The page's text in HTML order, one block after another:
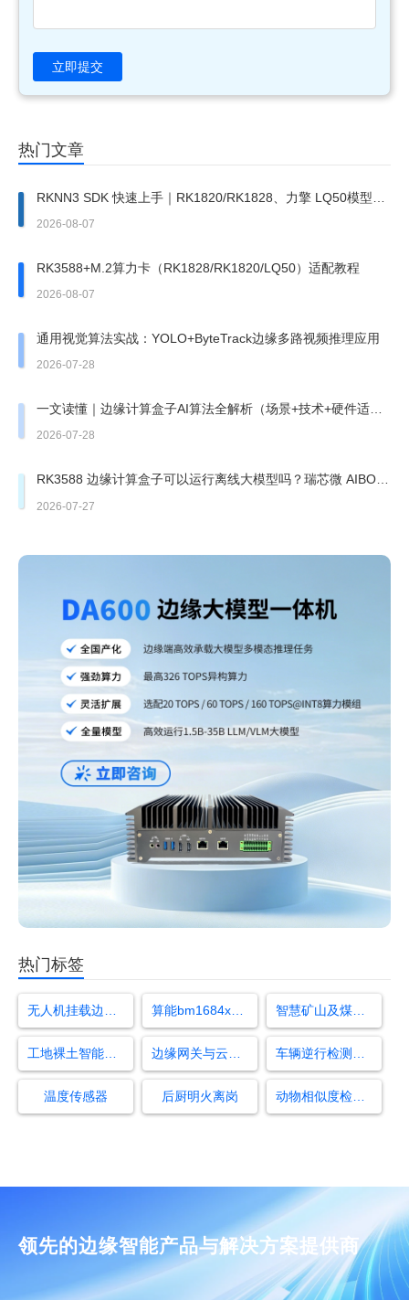
立即提交
热门文章
RKNN3 SDK 快速上手｜RK1820/RK1828、力擎 LQ50模型部
署完整步骤
2026-08-07
RK3588+M.2算力卡（RK1828/RK1820/LQ50）适配教程
2026-08-07
通用视觉算法实战：YOLO+ByteTrack边缘多路视频推理应用
2026-07-28
一文读懂｜边缘计算盒子AI算法全解析（场景+技术+硬件适
配）
2026-07-28
RK3588 边缘计算盒子可以运行离线大模型吗？瑞芯微 AIBOX
边缘盒子实测
2026-07-27
热门标签
无人机挂载边缘计算盒子 算能bm1684x开发板 智慧矿山及煤矿综合自动化系统
工地裸土智能识别 边缘网关与云平台的区别 车辆逆行检测算法
温度传感器 后厨明火离岗 动物相似度检测算法
领先的边缘智能产品与解决方案提供商